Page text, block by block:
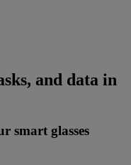
and data in
smart glasses